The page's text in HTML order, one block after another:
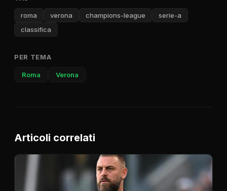
roma verona champions-league
serie-a
classifica
PER TEMA
Roma Verona
Articoli correlati